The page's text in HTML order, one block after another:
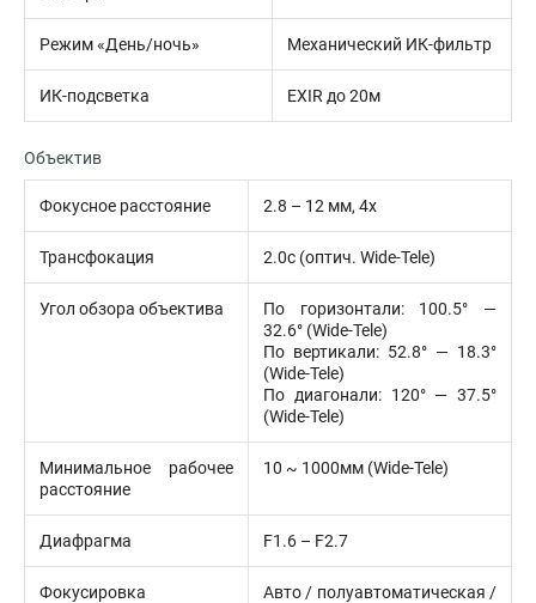
Режим «День/ночь» Механический ИК-фильтр
ИК-подсветка EXIR до 20м
Объектив
Фокусное расстояние 2.8 – 12 мм, 4x
Трансфокация 2.0с (оптич. Wide-Tele)
Угол обзора объектива
По горизонтали: 100.5° —
32.6° (Wide-Tele)
По вертикали: 52.8° — 18.3°
(Wide-Tele)
По диагонали: 120° — 37.5°
(Wide-Tele)
Минимальное рабочее
расстояние
10 ~ 1000мм (Wide-Tele)
Диафрагма F1.6 – F2.7
Фокусировка
Авто / полуавтоматическая /